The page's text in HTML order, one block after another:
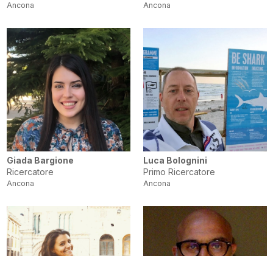
Ancona Ancona
Giada Bargione
Ricercatore
Ancona
Luca Bolognini
Primo Ricercatore
Ancona